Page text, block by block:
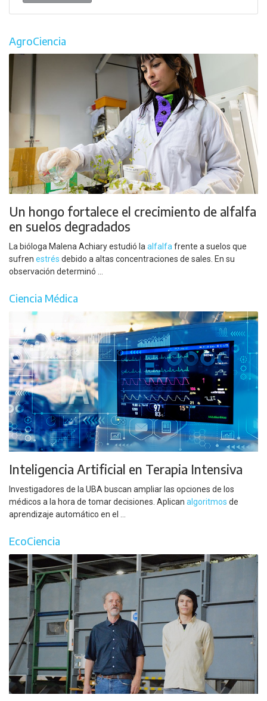
AgroCiencia
Un hongo fortalece el crecimiento de alfalfa
en suelos degradados
La bióloga Malena Achiary estudió la alfalfa frente a suelos que
sufren estrés debido a altas concentraciones de sales. En su
observación determinó ...
Ciencia Médica
Inteligencia Artificial en Terapia Intensiva
Investigadores de la UBA buscan ampliar las opciones de los
médicos a la hora de tomar decisiones. Aplican algoritmos de
aprendizaje automático en el ...
EcoCiencia